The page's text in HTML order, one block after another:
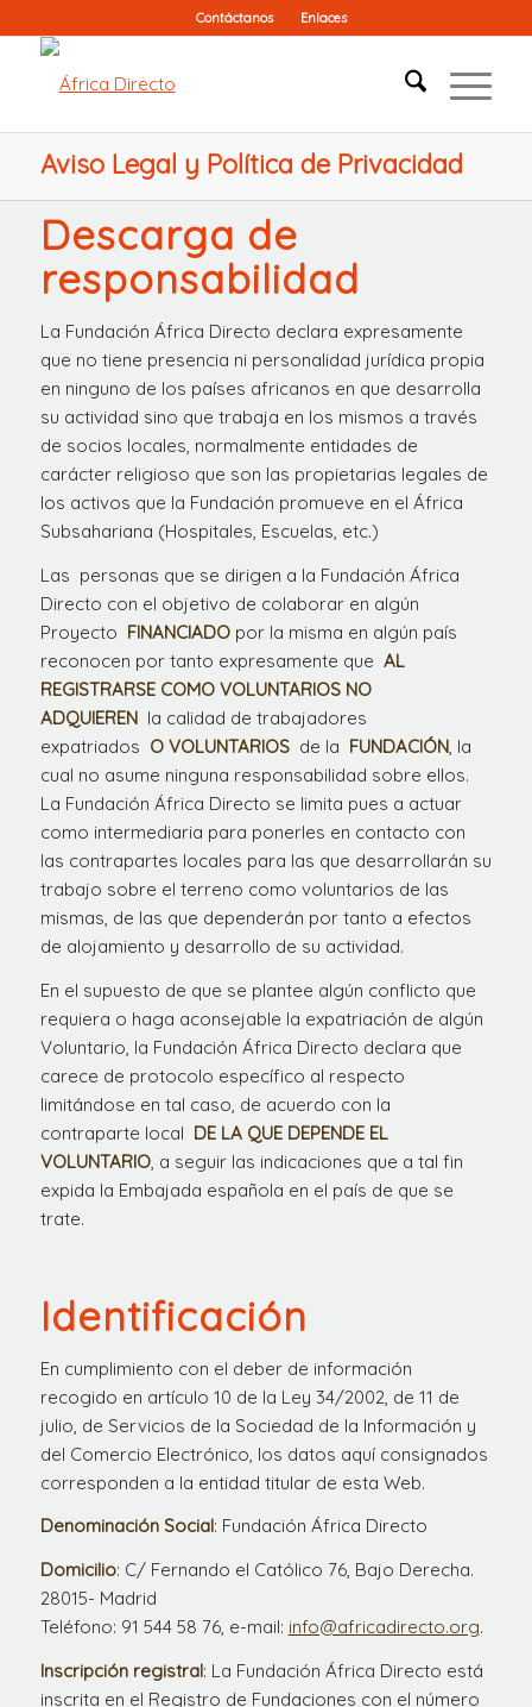
Contáctanos Enlaces
Aviso Legal y Política de Privacidad
Descarga de
responsabilidad
La Fundación África Directo declara expresamente
que no tiene presencia ni personalidad jurídica propia
en ninguno de los países africanos en que desarrolla
su actividad sino que trabaja en los mismos a través
de socios locales, normalmente entidades de
carácter religioso que son las propietarias legales de
los activos que la Fundación promueve en el África
Subsahariana (Hospitales, Escuelas, etc.)
Las personas que se dirigen a la Fundación África
Directo con el objetivo de colaborar en algún
Proyecto FINANCIADOpor la misma en algún país
reconocen por tanto expresamente que AL
REGISTRARSE COMO VOLUNTARIOS NO
ADQUIERENla calidad de trabajadores
expatriados O VOLUNTARIOSde la FUNDACIÓN, la
cual no asume ninguna responsabilidad sobre ellos.
La Fundación África Directo se limita pues a actuar
como intermediaria para ponerles en contacto con
las contrapartes locales para las que desarrollarán su
trabajo sobre el terreno como voluntarios de las
mismas, de las que dependerán por tanto a efectos
de alojamiento y desarrollo de su actividad.
En el supuesto de que se plantee algún conflicto que
requiera o haga aconsejable la expatriación de algún
Voluntario, la Fundación África Directo declara que
carece de protocolo específico al respecto
limitándose en tal caso, de acuerdo con la
contraparte local DE LA QUE DEPENDE EL
VOLUNTARIO, a seguir las indicaciones que a tal fin
expida la Embajada española en el país de que se
trate.
Identificación
En cumplimiento con el deber de información
recogido en artículo 10 de la Ley 34/2002, de 11 de
julio, de Servicios de la Sociedad de la Información y
del Comercio Electrónico, los datos aquí consignados
corresponden a la entidad titular de esta Web.
Denominación Social: Fundación África Directo
Domicilio: C/ Fernando el Católico 76, Bajo Derecha.
28015- Madrid
Teléfono: 91 544 58 76, e-mail: info@africadirecto.org.
Inscripción registral: La Fundación África Directo está
inscrita en el Registro de Fundaciones con el número